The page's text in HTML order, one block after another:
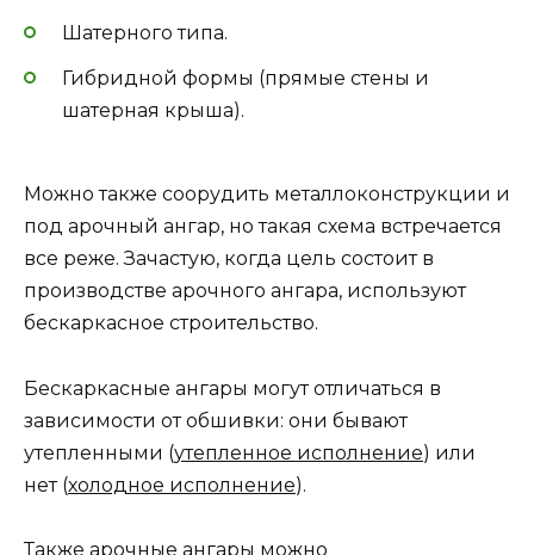
Шатерного типа.
Гибридной формы (прямые стены и
шатерная крыша).
Можно также соорудить металлоконструкции и
под арочный ангар, но такая схема встречается
все реже. Зачастую, когда цель состоит в
производстве арочного ангара, используют
бескаркасное строительство.
Бескаркасные ангары могут отличаться в
зависимости от обшивки: они бывают
утепленными (утепленное исполнение) или
нет (холодное исполнение).
Также арочные ангары можно